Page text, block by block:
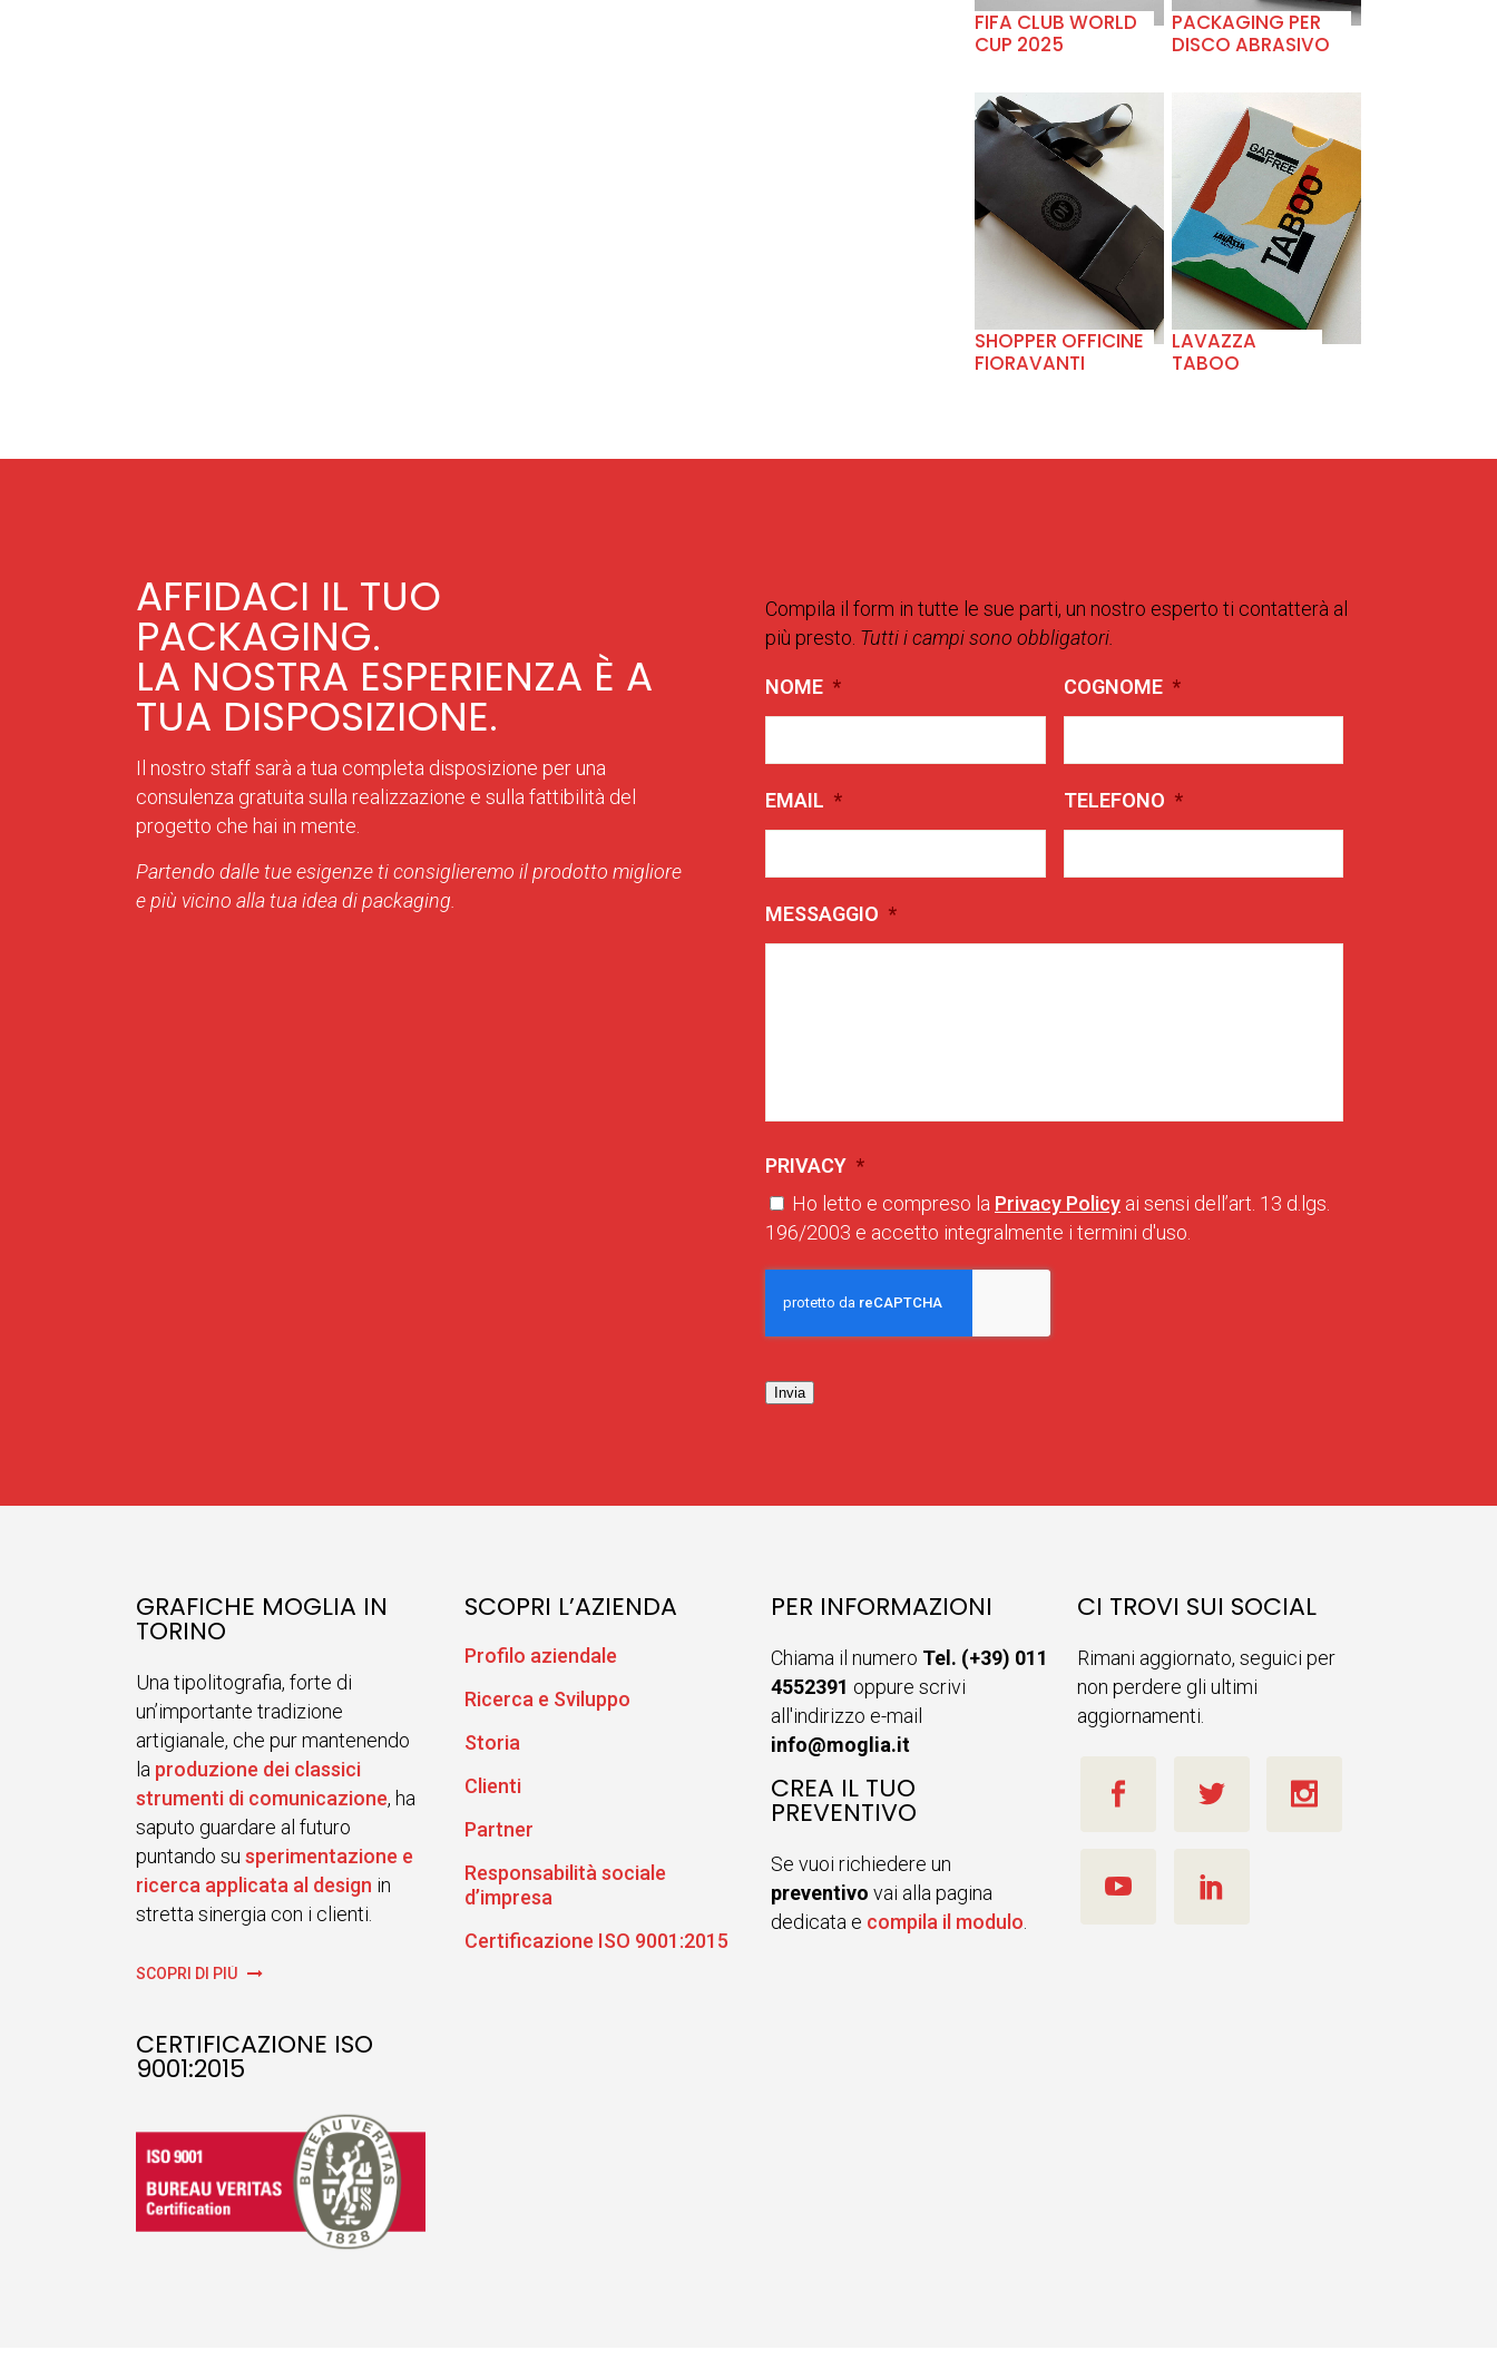
FIFA CLUB WORLD
CUP 2025
PACKAGING PER
DISCO ABRASIVO
SHOPPER OFFICINE
FIORAVANTI
+
LAVAZZA
TABOO
AFFIDACI IL TUO
PACKAGING.
LA NOSTRA ESPERIENZA È A
TUA DISPOSIZIONE.
Il nostro staff sarà a tua completa disposizione per una
consulenza gratuita sulla realizzazione e sulla fattibilità del
progetto che hai in mente.
Partendo dalle tue esigenze ti consiglieremo il prodotto migliore
e più vicino alla tua idea di packaging.
Compila il form in tutte le sue parti, un nostro esperto ti contatterà al
più presto. Tutti i campi sono obbligatori.
NOME * COGNOME *
EMAIL * TELEFONO *
MESSAGGIO *
PRIVACY *
Ho letto e compreso la Privacy Policy ai sensi dell’art. 13 d.lgs.
196/2003 e accetto integralmente i termini d'uso.
Invia
GRAFICHE MOGLIA IN
TORINO
Una tipolitografia, forte di
un’importante tradizione
artigianale, che pur mantenendo
la produzione dei classici
strumenti di comunicazione, ha
saputo guardare al futuro
puntando su sperimentazione e
ricerca applicata al design in
stretta sinergia con i clienti.
SCOPRI DI PIÙ
CERTIFICAZIONE ISO
9001:2015
SCOPRI L’AZIENDA
Profilo aziendale
Ricerca e Sviluppo
Storia
Clienti
Partner
Responsabilità sociale
d’impresa
Certificazione ISO 9001:2015
PER INFORMAZIONI
Chiama il numero Tel. (+39) 011
4552391 oppure scrivi
all'indirizzo e-mail
info@moglia.it
CREA IL TUO
PREVENTIVO
Se vuoi richiedere un
preventivo vai alla pagina
dedicata e compila il modulo
CI TROVI SUI SOCIAL
Rimani aggiornato, seguici per
non perdere gli ultimi
aggiornamenti.